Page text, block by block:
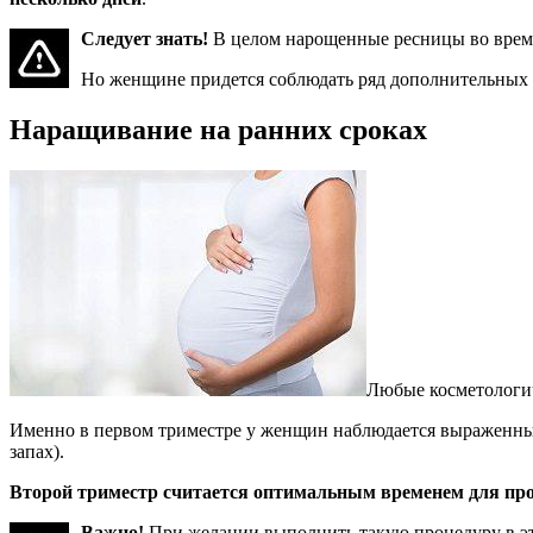
Следует знать! В целом нарощенные ресницы во
Но женщине придется соблюдать ряд дополнительных
Наращивание на ранних сроках
Любые
Именно в первом триместре у женщин наблюдается
запах).
Второй триместр считается оптимальным временем для